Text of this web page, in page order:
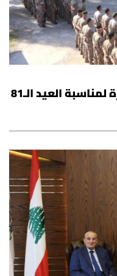
بالصور - احتفال رمزي في اليرزة لمناسبة العيد الـ81